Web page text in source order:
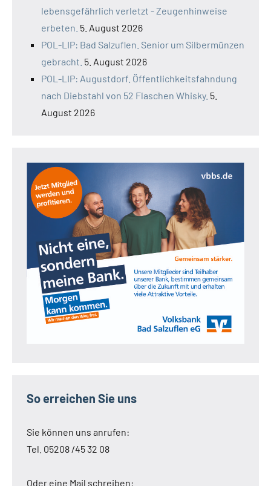
lebensgefährlich verletzt - Zeugenhinweise
erbeten. 5. August 2026
POL-LIP: Bad Salzuflen. Senior um Silbermünzen
gebracht. 5. August 2026
POL-LIP: Augustdorf. Öffentlichkeitsfahndung
nach Diebstahl von 52 Flaschen Whisky. 5.
August 2026
So erreichen Sie uns
Sie können uns anrufen:
Tel. 05208 /45 32 08
Oder eine Mail schreiben: